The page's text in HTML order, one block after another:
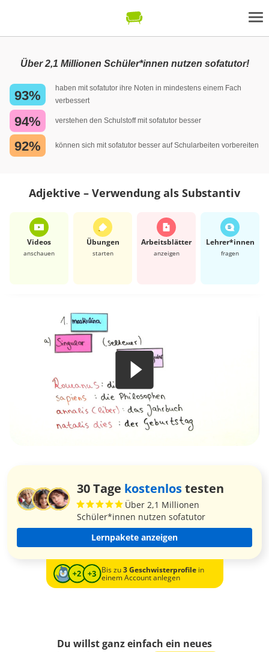
Über 2,1 Millionen Schüler*innen nutzen sofatutor!
93%
haben mit sofatutor ihre Noten in mindestens einem Fach
verbessert
94% verstehen den Schulstoff mit sofatutor besser
92% können sich mit sofatutor besser auf Schularbeiten vorbereiten
Adjektive – Verwendung als Substantiv
Videos
anschauen
Übungen
starten
Arbeits­blätter
anzeigen
Lehrer*​innen
fragen
30 Tage kostenlostesten
Über 2,1 Millionen
Schüler*innen nutzen sofatutor
Lernpakete anzeigen
Bis zu3 Geschwisterprofilein
einem Account anlegen
Du willst ganz einfach ein neues